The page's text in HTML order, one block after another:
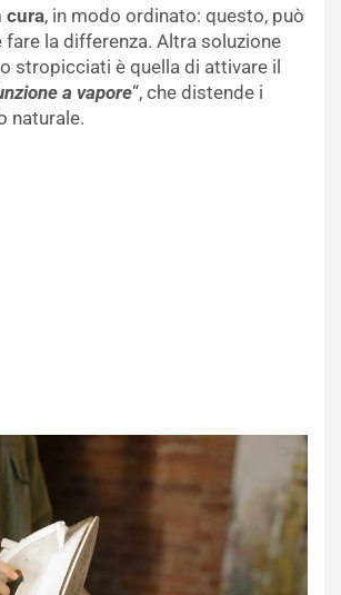
cura, in modo ordinato: questo, può
la differenza. Altra soluzione
stropicciati è quella di attivare il
a vapore“, che distende i
naturale.